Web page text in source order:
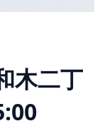
木二丁